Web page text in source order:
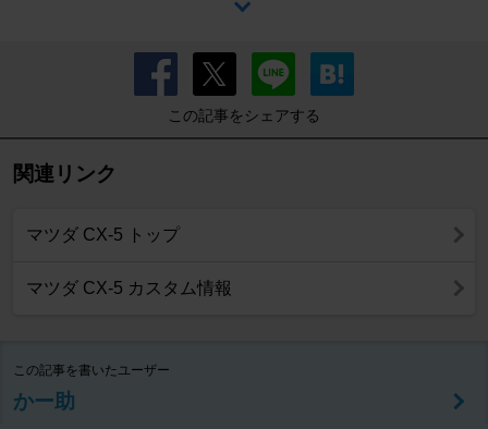
この記事をシェアする
関連リンク
マツダ CX-5 トップ
マツダ CX-5 カスタム情報
この記事を書いたユーザー
かー助